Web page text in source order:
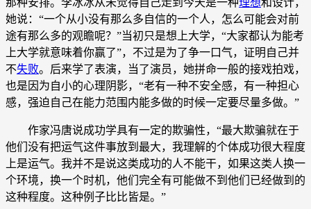
她说：“一个从小没有那么多自信的一个人，怎么可能会对前
途有那么多的观瞻呢？”当初只是想上大学，“大家都认为能考
上大学就意味着你赢了”，不过是为了争一口气，证明自己并
不失败。后来学了表演，当了演员，她拼命一般的接戏拍戏，
也是因为自小的心理阴影，“老有一种不安全感，有一种担心
感，强迫自己在能力范围内能多做的时候一定要尽量多做。”
作家冯唐说成功学具有一定的欺骗性，“最大欺骗就在于
他们没有把运气这件事放到最大，我理解的个体成功很大程度
上是运气。我并不是说这类成功的人不能干，如果这类人换一
个环境，换一个时机，他们完全有可能做不到他们已经做到的
这种程度。这种例子比比皆是。”